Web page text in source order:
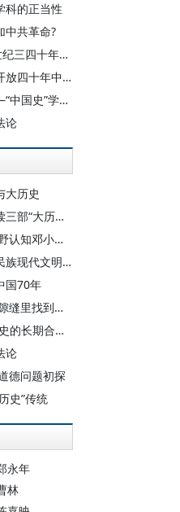
科的正当性
中共革命?
李金铮：“相成相克”：二十世纪三四十年代费孝通的城乡关系论
李金铮：赓续与创新：改革开放四十年中国近代史研究的四个推动力
李金铮：方法的内外互补——“中国史”学界的中国与西方
论
大历史
李零：我们也是原住民——读三部“大历史”潮书
程美东 王俊：从大历史的视野认知邓小平的历史贡献
左玉河：大历史视域下中华民族现代文明建设
国70年
龙应台： 我希望在大历史的隙缝里找到个人史
陈乐民：历史的观念：释“历史的长期合理性”
论
德问题初探
史”传统
永年
林